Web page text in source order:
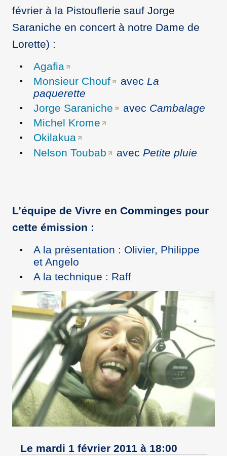
février à la Pistouflerie sauf Jorge
Saraniche en concert à notre Dame de
Lorette) :
Agafia
Monsieur Chouf
avec La
paquerette
Jorge Saraniche
avec Cambalage
Michel Krome
Okilakua
Nelson Toubab
avec Petite pluie
L’équipe de Vivre en Comminges pour
cette émission :
A la présentation : Olivier, Philippe
et Angelo
A la technique : Raff
Le mardi 1 février 2011 à 18:00